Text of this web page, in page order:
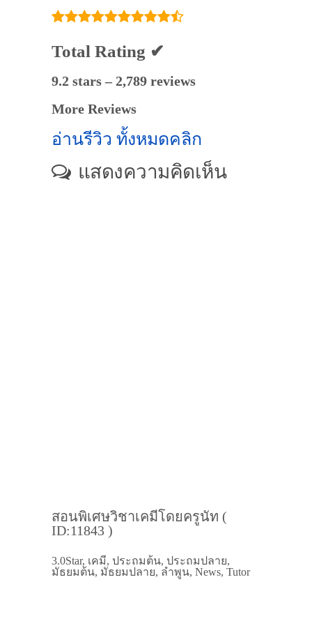
Total Rating ✔
9.2 stars – 2,789 reviews
More Reviews
อ่านรีวิว ทั้งหมดคลิก
แสดงความคิดเห็น
สอนพิเศษวิชาเคมีโดยครูนัท (
ID:11843 )
3.0Star, เคมี, ประถมต้น, ประถมปลาย,
มัธยมต้น, มัธยมปลาย, ลำพูน, News, Tutor